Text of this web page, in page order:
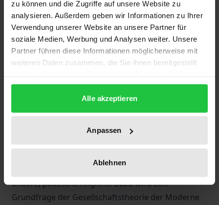
zu können und die Zugriffe auf unsere Website zu
analysieren. Außerdem geben wir Informationen zu Ihrer
Verwendung unserer Website an unsere Partner für
soziale Medien, Werbung und Analysen weiter. Unsere
Partner führen diese Informationen möglicherweise mit
weiteren Daten zusammen, die Sie ihnen bereitgestellt
gesammelt haben.
Alle akzeptieren
Anpassen
Ablehnen
Beschreibung
Das Buch verschafft einen Überblick über den Stand
der internationalen rechtssoziologischen Forschung
der Gegenwart vor dem Hintergrund der
warum sozialwissenschaftliche Perspektiven auf das
Recht grundlegend für eine gelingende Rechtspraxis
und den Wissenschaftsanspruch der
Rechtswissenschaft sind. Es entwickelt Grundzüge
einer Gesellschaftstheorie von Menschenrechten
andere) politische Angriffe. Dazu wird eine
Grundfrage der Gesellschaftstheorie der Moderne